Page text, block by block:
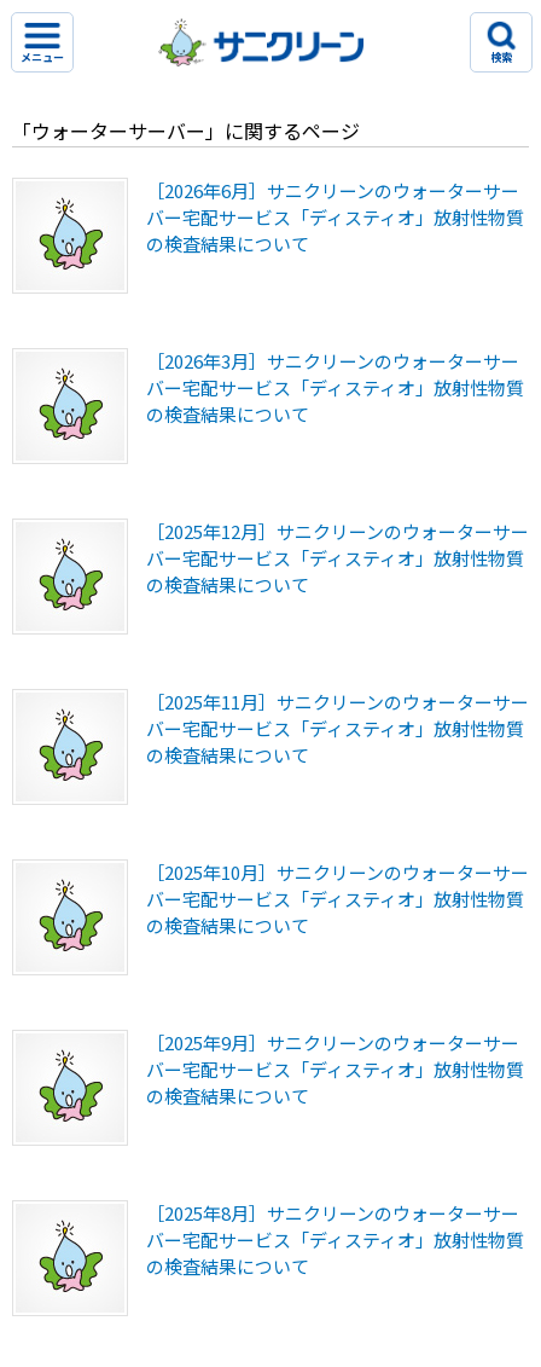
メニュー 検索
「ウォーターサーバー」に関するページ
［2026年6月］サニクリーンのウォーターサー
バー宅配サービス「ディスティオ」放射性物質
の検査結果について
［2026年3月］サニクリーンのウォーターサー
バー宅配サービス「ディスティオ」放射性物質
の検査結果について
［2025年12月］サニクリーンのウォーターサー
バー宅配サービス「ディスティオ」放射性物質
の検査結果について
［2025年11月］サニクリーンのウォーターサー
バー宅配サービス「ディスティオ」放射性物質
の検査結果について
［2025年10月］サニクリーンのウォーターサー
バー宅配サービス「ディスティオ」放射性物質
の検査結果について
［2025年9月］サニクリーンのウォーターサー
バー宅配サービス「ディスティオ」放射性物質
の検査結果について
［2025年8月］サニクリーンのウォーターサー
バー宅配サービス「ディスティオ」放射性物質
の検査結果について